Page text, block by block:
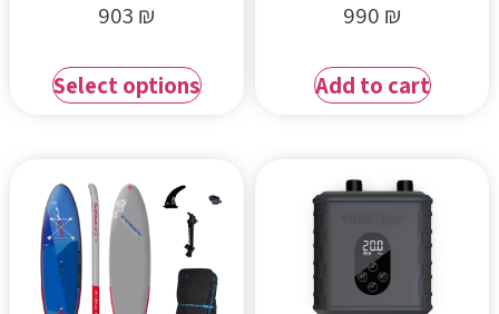
990 ₪
Add to cart
903 ₪
Select options